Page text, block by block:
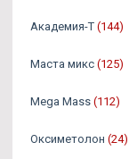
Академия-Т (144)
Маста микс (125)
Mega Mass (112)
Оксиметолон (24)